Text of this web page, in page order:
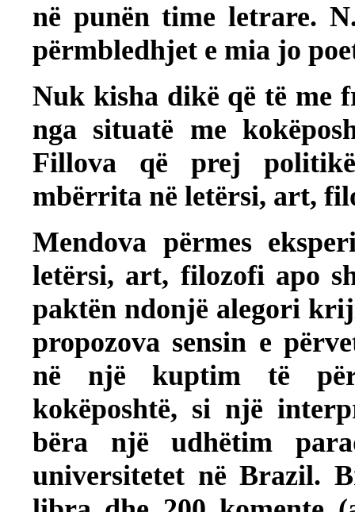
në punën time letrare.
përmbledhjet e mia jo
Nuk kisha dikë që të me
nga situatë me
Fillova që prej
mbërrita në letërsi, art,
Mendova përmes
letërsi, art, filozofi apo
paktën ndonjë alegori
propozova sensin e
në një kuptim të
kokëposhtë, si një
bëra një udhëtim
universitetet në Brazil.